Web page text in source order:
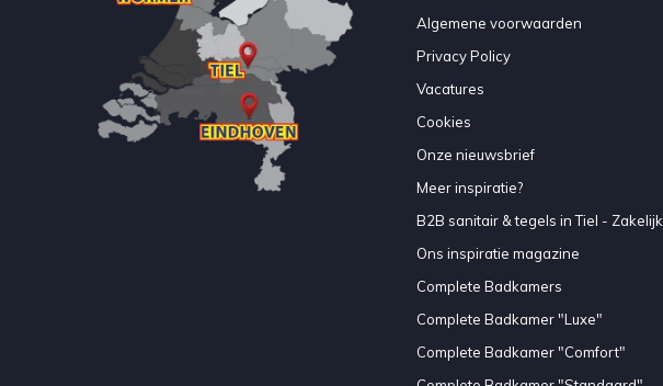
Algemene voorwaarden
Privacy Policy
Vacatures
Cookies
Onze nieuwsbrief
Meer inspiratie?
B2B sanitair & tegels in Tiel - Zakelijk
Ons inspiratie magazine
Complete Badkamers
Complete Badkamer "Luxe"
Complete Badkamer "Comfort"